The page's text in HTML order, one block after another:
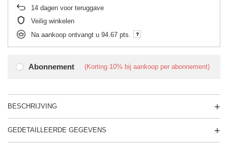
Abonnement (Korting 10% bij aankoop per abonnement)
14 dagen voor teruggave
Veilig winkelen
Na aankoop ontvangt u 94.67 pts.
BESCHRIJVING
GEDETAILLEERDE GEGEVENS